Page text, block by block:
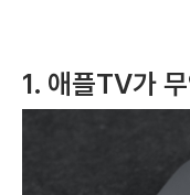
1. 애플TV가